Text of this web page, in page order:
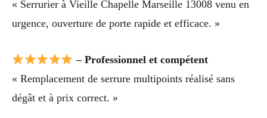
« Serrurier à Vieille Chapelle Marseille 13008 venu en
urgence, ouverture de porte rapide et efficace. »
– Professionnel et compétent
« Remplacement de serrure multipoints réalisé sans
dégât et à prix correct. »